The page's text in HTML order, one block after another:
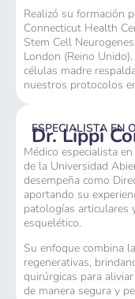
Realizó su formación
Connecticut Health
Stem Cell
London (Reino
células madre
nuestros protocolos
ESPECIALISTA EN
Dr. Lippi
Médico especialista
de la Universidad
desempeña como
aportando su
patologías articulares
esquelético.
Su enfoque combina
regenerativas,
quirúrgicas para
de manera segura y